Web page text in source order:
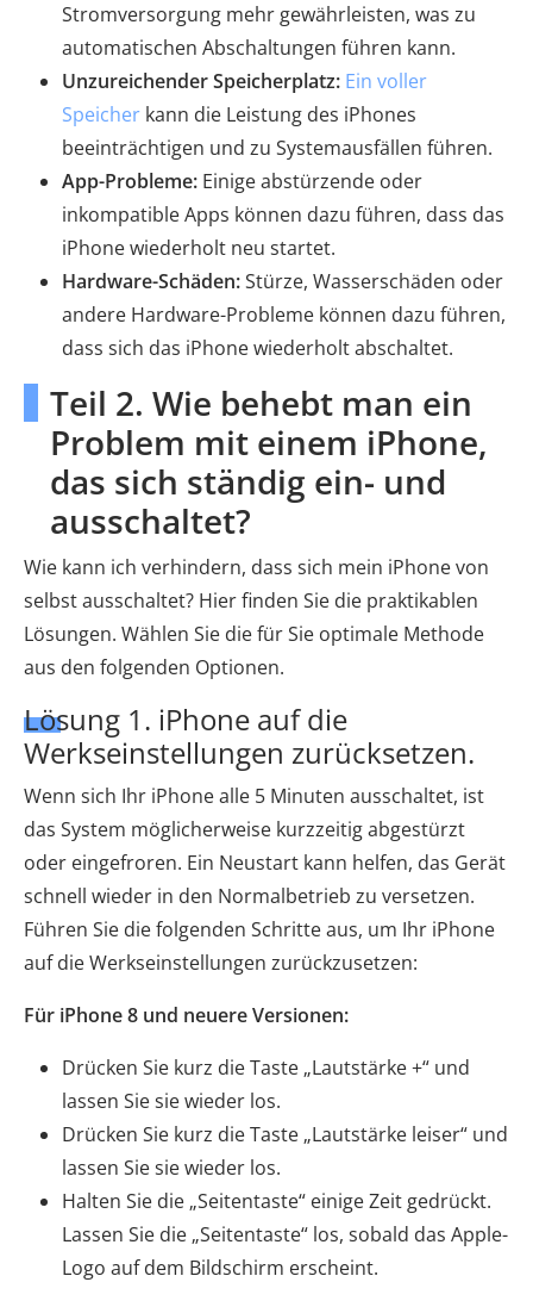
Stromversorgung mehr gewährleisten, was zu
automatischen Abschaltungen führen kann.
Unzureichender Speicherplatz: Ein voller
Speicher kann die Leistung des iPhones
beeinträchtigen und zu Systemausfällen führen.
App-Probleme: Einige abstürzende oder
inkompatible Apps können dazu führen, dass das
iPhone wiederholt neu startet.
Hardware-Schäden:Stürze, Wasserschäden oder
andere Hardware-Probleme können dazu führen,
dass sich das iPhone wiederholt abschaltet.
Teil 2. Wie behebt man ein
Problem mit einem iPhone,
das sich ständig ein- und
ausschaltet?
Wie kann ich verhindern, dass sich mein iPhone von
selbst ausschaltet? Hier finden Sie die praktikablen
Lösungen. Wählen Sie die für Sie optimale Methode
aus den folgenden Optionen.
Lösung 1. iPhone auf die
Werkseinstellungen zurücksetzen.
Wenn sich Ihr iPhone alle 5 Minuten ausschaltet, ist
das System möglicherweise kurzzeitig abgestürzt
oder eingefroren. Ein Neustart kann helfen, das Gerät
schnell wieder in den Normalbetrieb zu versetzen.
Führen Sie die folgenden Schritte aus, um Ihr iPhone
auf die Werkseinstellungen zurückzusetzen:
Für iPhone 8 und neuere Versionen:
Drücken Sie kurz die Taste „Lautstärke +“ und
lassen Sie sie wieder los.
Drücken Sie kurz die Taste „Lautstärke leiser“ und
lassen Sie sie wieder los.
Halten Sie die „Seitentaste“ einige Zeit gedrückt.
Lassen Sie die „Seitentaste“ los, sobald das Apple-
Logo auf dem Bildschirm erscheint.